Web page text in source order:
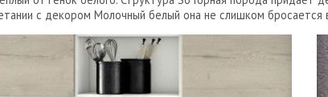
с декором Молочный белый она не слишком бросается